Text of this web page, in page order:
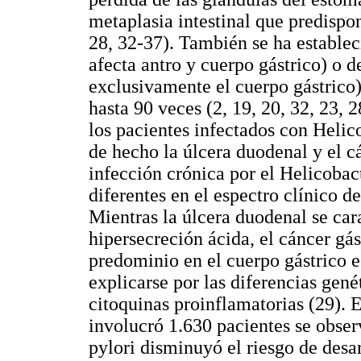
metaplasia intestinal que
28, 32-37). También se ha
afecta antro y cuerpo gástrico) o
exclusivamente el cuerpo
hasta 90 veces (2, 19, 20, 32, 23,
los pacientes infectados con
de hecho la úlcera duodenal y el
infección crónica por el
diferentes en el espectro clínico
Mientras la úlcera duodenal se
hipersecreción ácida, el cáncer
predominio en el cuerpo gástrico
explicarse por las diferencias
citoquinas proinflamatorias (29).
involucró 1.630 pacientes se
pylori disminuyó el riesgo de